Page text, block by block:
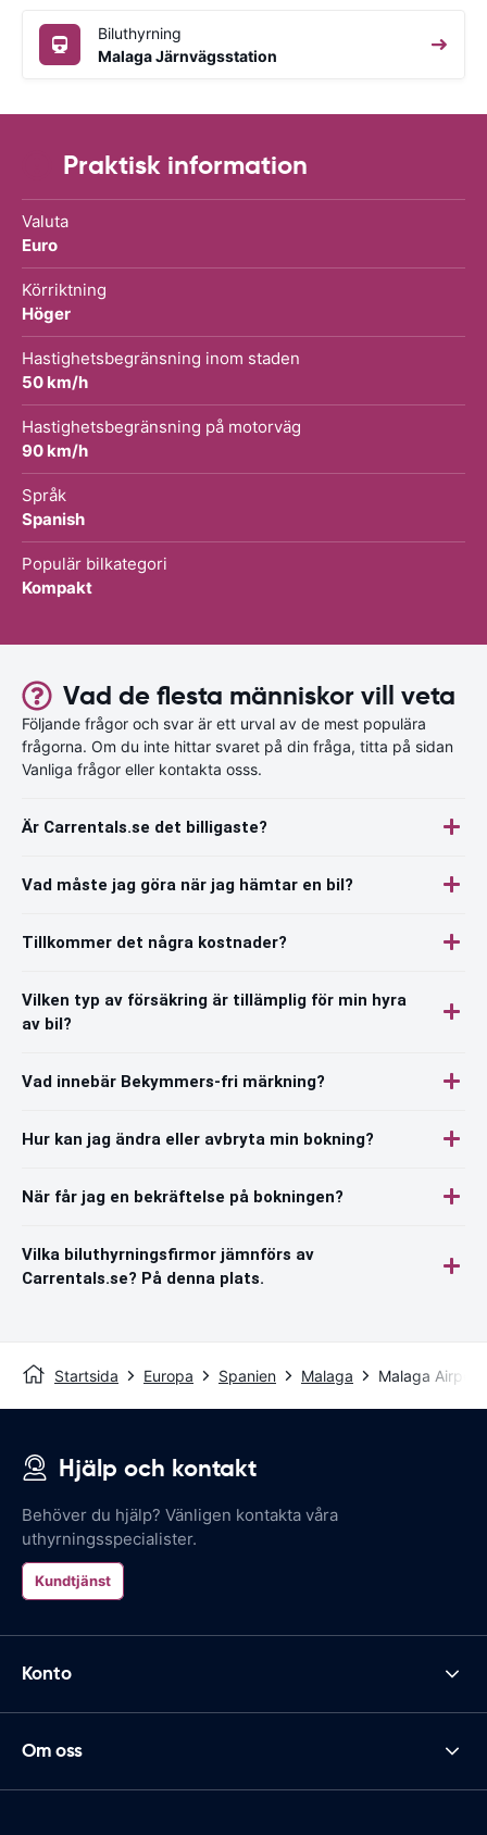
Biluthyrning
Malaga Järnvägsstation
Praktisk information
Valuta
Euro
Körriktning
Höger
Hastighetsbegränsning inom staden
50 km/h
Hastighetsbegränsning på motorväg
90 km/h
Språk
Spanish
Populär bilkategori
Kompakt
Vad de flesta människor vill veta
Följande frågor och svar är ett urval av de mest populära
frågorna. Om du inte hittar svaret på din fråga, titta på sidan
Vanliga frågor eller kontakta osss.
Är Carrentals.se det billigaste?
Vad måste jag göra när jag hämtar en bil?
Tillkommer det några kostnader?
Vilken typ av försäkring är tillämplig för min hyra
av bil?
Vad innebär Bekymmers-fri märkning?
Hur kan jag ändra eller avbryta min bokning?
När får jag en bekräftelse på bokningen?
Vilka biluthyrningsfirmor jämnförs av
Carrentals.se? På denna plats.
Startsida Europa Spanien Malaga Malaga Airport
Hjälp och kontakt
Behöver du hjälp? Vänligen kontakta våra
uthyrningsspecialister.
Kundtjänst
Konto
Om oss